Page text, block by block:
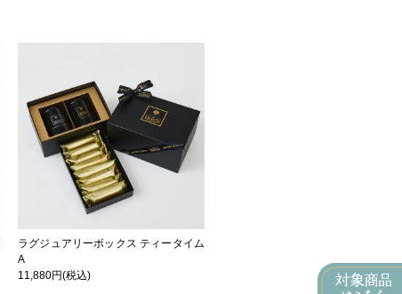
ラグジュアリーボックス ティータイム
A
11,880円(税込)